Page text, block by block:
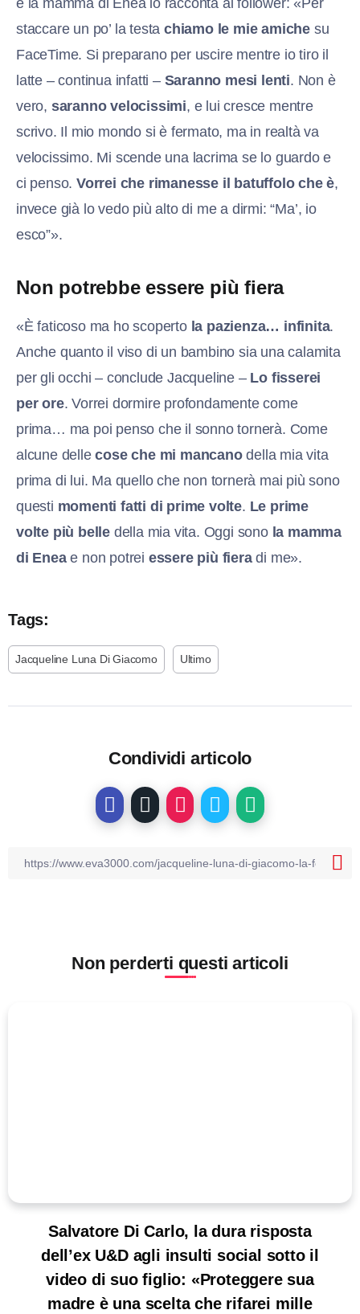
e la mamma di Enea lo racconta ai follower: «Per
staccare un po’ la testachiamo le mie amiche su
FaceTime. Si preparano per uscire mentre io tiro il
latte – continua infatti – Saranno mesi lenti. Non è
vero, saranno velocissimi, e lui cresce mentre
scrivo. Il mio mondo si è fermato, ma in realtà va
velocissimo. Mi scende una lacrima se lo guardo e
ci penso.Vorrei che rimanesse il batuffolo che è,
invece già lo vedo più alto di me a dirmi: “Ma’, io
esco”».
Non potrebbe essere più fiera
«È faticoso ma ho scoperto la pazienza… infinita.
Anche quanto il viso di un bambino sia una calamita
per gli occhi – conclude Jacqueline – Lo fisserei
per ore. Vorrei dormire profondamente come
prima… ma poi penso che il sonno tornerà. Come
alcune dellecose che mi mancanodella mia vita
prima di lui. Ma quello che non tornerà mai più sono
questi momenti fatti di prime volte. Le prime
volte più belle della mia vita. Oggi sono la mamma
di Eneae non potrei essere più fieradi me».
Tags:
Jacqueline Luna Di Giacomo Ultimo
Condividi articolo
Non perderti questi articoli
Salvatore Di Carlo, la dura risposta
dell’ex U&D agli insulti social sotto il
video di suo figlio: «Proteggere sua
madre è una scelta che rifarei mille